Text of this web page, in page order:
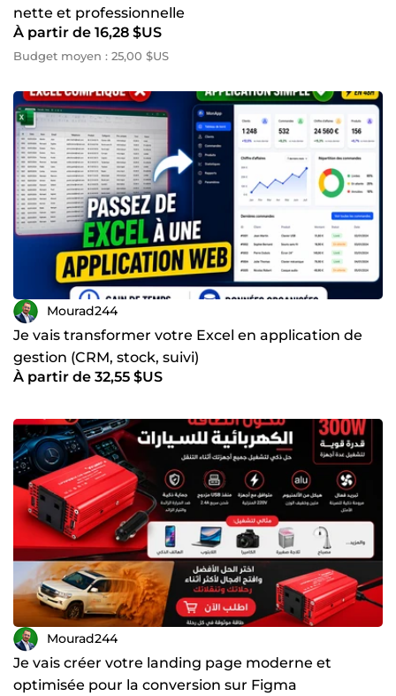
nette et professionnelle
À partir de 16,28 $US
Budget moyen : 25,00 $US
Mourad244
Je vais transformer votre Excel en application de
gestion (CRM, stock, suivi)
À partir de 32,55 $US
Mourad244
Je vais créer votre landing page moderne et
optimisée pour la conversion sur Figma